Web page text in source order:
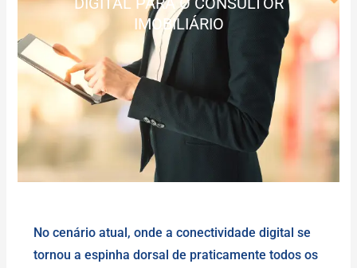
IMOBILIÁRIO
No cenário atual, onde a conectividade digital se
tornou a espinha dorsal de praticamente todos os